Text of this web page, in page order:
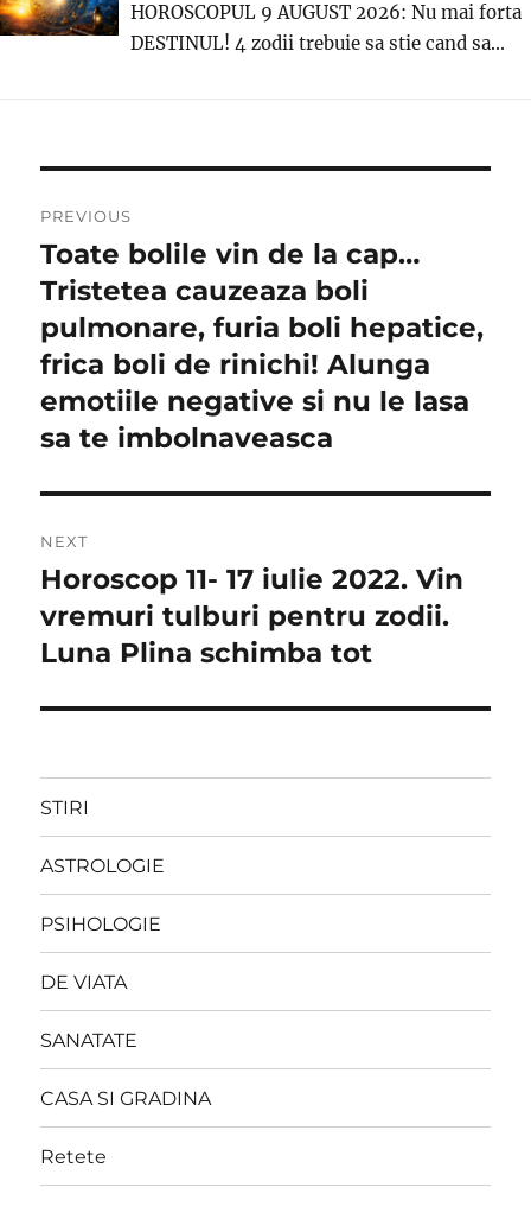
HOROSCOPUL 9 AUGUST 2026: Nu mai forta
DESTINUL! 4 zodii trebuie sa stie cand sa...
în
articole
PREVIOUS
Previous
post:
Toate bolile vin de la cap…
Tristetea cauzeaza boli
pulmonare, furia boli hepatice,
frica boli de rinichi! Alunga
emotiile negative si nu le lasa
sa te imbolnaveasca
NEXT
Next
post:
Horoscop 11- 17 iulie 2022. Vin
vremuri tulburi pentru zodii.
Luna Plina schimba tot
STIRI
ASTROLOGIE
PSIHOLOGIE
DE VIATA
SANATATE
CASA SI GRADINA
Retete